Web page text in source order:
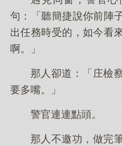
句：「聽簡捷說你前陣
出任務時受的，如今看
啊。」
那人卻道：「庄檢
要多嘴。」
警官連連點頭。
那人不邀功，做完